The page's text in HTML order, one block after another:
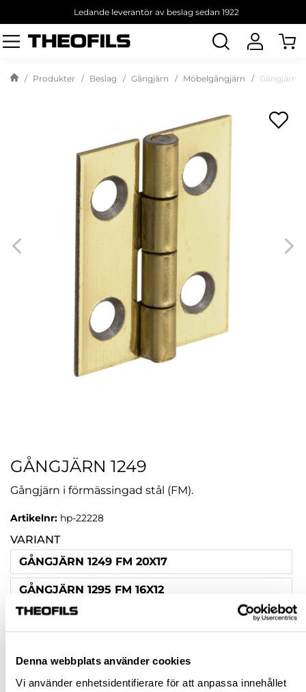
Denna webbplats använder cookies
Vi använder enhetsidentifierare för att anpassa innehållet
Ledande leverantör av beslag sedan 1922
Sök
produkt
Produkter Beslag Gångjärn Möbelgångjärn Gångjärn
GÅNGJÄRN 1249
Gångjärn i förmässingad stål (FM).
Artikelnr: hp-22228
VARIANT
GÅNGJÄRN 1249 FM 20X17
GÅNGJÄRN 1295 FM 16X12